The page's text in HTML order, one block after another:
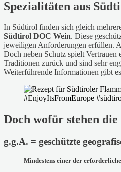
Spezialitäten aus
In Südtirol finden sich gleich
Südtirol DOC Wein. Diese
jeweiligen Anforderungen erfüllen.
Doch neben Schutz spielt
Traditionen zurück und sind sehr
Weiterführende Informationen gibt
Doch wofür stehen
g.g.A. = geschützte
Mindestens einer der